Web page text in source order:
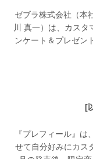
ゼブラ株式会社（本
川 真一）は、カスタ
ンケート＆プレゼン
[
『プレフィール』
せて自分好みにカス